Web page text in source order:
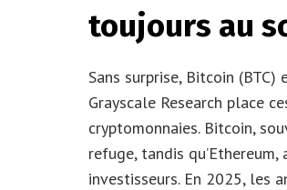
toujours au
Sans surprise, Bitcoin
Grayscale Research place
cryptomonnaies. Bitcoin,
refuge, tandis
investisseurs. En 2025, les